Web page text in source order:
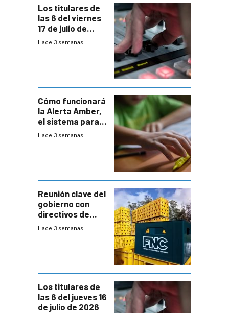
Los titulares de
las 6 del viernes
17 de julio de
2026
Hace 3 semanas
Cómo funcionará
la Alerta Amber,
el sistema para
la búsqueda
Hace 3 semanas
Reunión clave del
gobierno con
directivos de
Fábricas
Hace 3 semanas
Los titulares de
las 6 del jueves 16
de julio de 2026